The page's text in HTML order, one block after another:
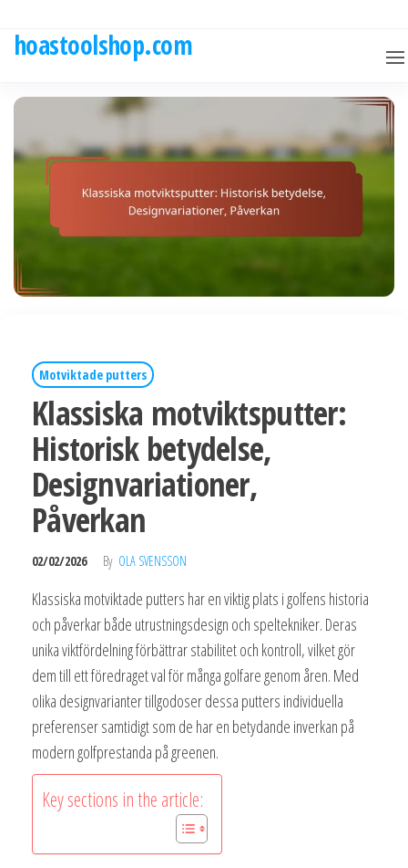
hoastoolshop.com
Motviktade putters
Klassiska motviktsputter:
Historisk betydelse,
Designvariationer,
Påverkan
02/02/2026 By OLA SVENSSON
Klassiska motviktade putters har en viktig plats i golfens historia
och påverkar både utrustningsdesign och speltekniker. Deras
unika viktfördelning förbättrar stabilitet och kontroll, vilket gör
dem till ett föredraget val för många golfare genom åren. Med
olika designvarianter tillgodoser dessa putters individuella
preferenser samtidigt som de har en betydande inverkan på
modern golfprestanda på greenen.
Key sections in the article: